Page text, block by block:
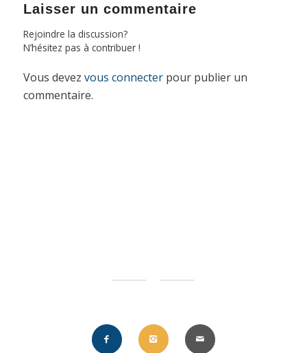
Laisser un commentaire
Rejoindre la discussion?
N’hésitez pas à contribuer !
Vous devez vous connecterpour publier un
commentaire.